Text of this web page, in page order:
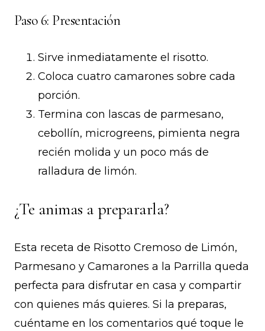
Paso 6: Presentación
Sirve inmediatamente el risotto.
Coloca cuatro camarones sobre cada
porción.
Termina con lascas de parmesano,
cebollín, microgreens, pimienta negra
recién molida y un poco más de
ralladura de limón.
¿Te animas a prepararla?
Esta receta de Risotto Cremoso de Limón,
Parmesano y Camarones a la Parrilla queda
perfecta para disfrutar en casa y compartir
con quienes más quieres. Si la preparas,
cuéntame en los comentarios qué toque le